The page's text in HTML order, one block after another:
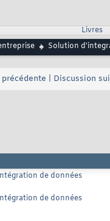
Livres
Solution
Discussion
de données
de données